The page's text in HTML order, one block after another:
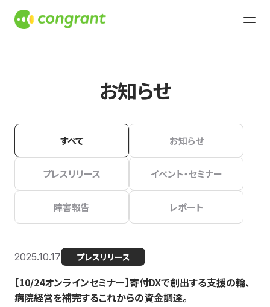
お知らせ
すべて お知らせ
プレスリリース イベント・セミナー
障害報告 レポート
2025.10.17 プレスリリース
【10/24オンラインセミナー】寄付DXで創出する支援の輪、
病院経営を補完するこれからの資金調達。